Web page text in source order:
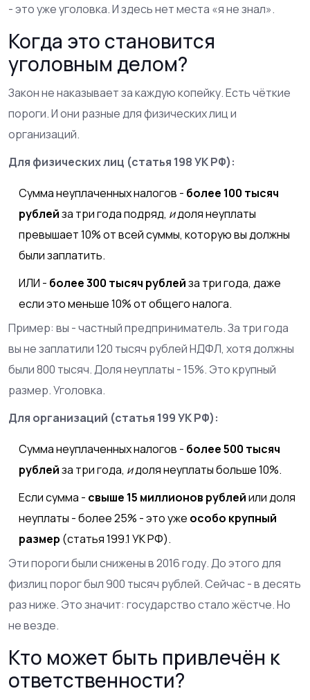
- это уже уголовка. И здесь нет места «я не знал».
Когда это становится
уголовным делом?
Закон не наказывает за каждую копейку. Есть чёткие
пороги. И они разные для физических лиц и
организаций.
Для физических лиц (статья 198 УК РФ):
Сумма неуплаченных налогов - более 100 тысяч
рублейза три года подряд, идоля неуплаты
превышает 10% от всей суммы, которую вы должны
были заплатить.
ИЛИ - более 300 тысяч рублейза три года, даже
если это меньше 10% от общего налога.
Пример: вы - частный предприниматель. За три года
вы не заплатили 120 тысяч рублей НДФЛ, хотя должны
были 800 тысяч. Доля неуплаты - 15%. Это крупный
размер. Уголовка.
Для организаций (статья 199 УК РФ):
Сумма неуплаченных налогов - более 500 тысяч
рублейза три года, идоля неуплаты больше 10%.
Если сумма - свыше 15 миллионов рублейили доля
неуплаты - более 25% - это уже особо крупный
размер (статья 199.1 УК РФ).
Эти пороги были снижены в 2016 году. До этого для
физлиц порог был 900 тысяч рублей. Сейчас - в десять
раз ниже. Это значит: государство стало жёстче. Но
не везде.
Кто может быть привлечён к
ответственности?